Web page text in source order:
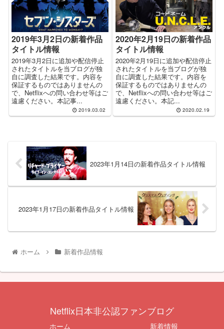
2019年3月2日の新着作品
タイトル情報
2019年3月2日に追加や配信停止
されたタイトルを当ブログが独
自に調査した結果です。内容を
保証するものではありませんの
で、Netflixへの問い合わせ等はご
遠慮ください。本記事...
2019.03.02
2020年2月19日の新着作品
タイトル情報
2020年2月19日に追加や配信停止
されたタイトルを当ブログが独
自に調査した結果です。内容を
保証するものではありませんの
で、Netflixへの問い合わせ等はご
遠慮ください。本記...
2020.02.19
2023年1月14日の新着作品タイトル情報
2023年1月17日の新着作品タイトル情報
ホーム 新着作品情報
Netflix日本非公認ファンブログ
ホーム 新着情報